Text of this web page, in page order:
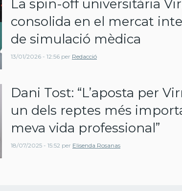
La spin-off universitària
consolida en el mercat
de simulació mèdica
13/01/2026 - 12:56 per Redacció
Dani Tost: “L’aposta per
un dels reptes més
meva vida professional”
18/07/2025 - 15:52 per Elisenda Rosanas